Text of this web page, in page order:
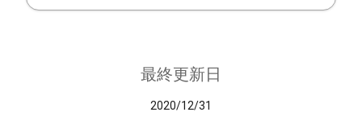
最終更新日
2020/12/31